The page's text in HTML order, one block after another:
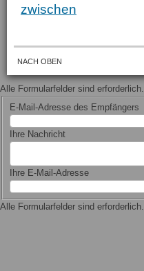
zwischen
NACH OBEN
Alle Formularfelder sind erforderlich.
E-Mail-Adresse des Empfängers
Ihre Nachricht
Ihre E-Mail-Adresse
Alle Formularfelder sind erforderlich.